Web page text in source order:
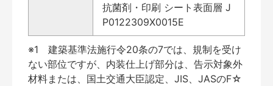
抗菌剤・印刷 シート表面層 J
P0122309X0015E
※1 建築基準法施行令20条の7では、規制を受け
ない部位ですが、内装仕上げ部分は、告示対象外
材料または、国土交通大臣認定、JIS、JASのF☆